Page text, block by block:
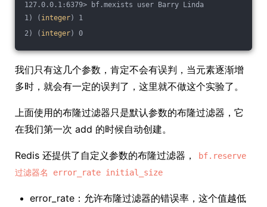
127.0.0.1:6379> bf.mexists user Barry Linda
1) ( integer) 1
2) ( integer) 0
我们只有这几个参数，肯定不会有误判，当元素逐渐增
多时，就会有一定的误判了，这里就不做这个实验了。
上面使用的布隆过滤器只是默认参数的布隆过滤器，它
在我们第一次 add 的时候自动创建。
Redis 还提供了自定义参数的布隆过滤器，
bf.reserve
过滤器名 error_rate initial_size
error_rate：允许布隆过滤器的错误率，这个值越低